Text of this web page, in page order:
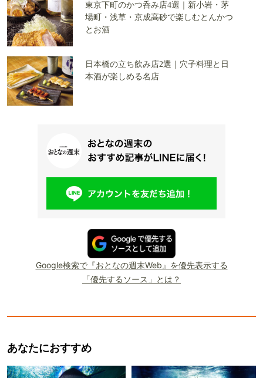
東京下町のかつ呑み店4選｜新小岩・茅
場町・浅草・京成高砂で楽しむとんかつ
とお酒
日本橋の立ち飲み店2選｜穴子料理と日
本酒が楽しめる名店
Google検索で『おとなの週末Web』を優先表示する
「優先するソース」とは？
あなたにおすすめ